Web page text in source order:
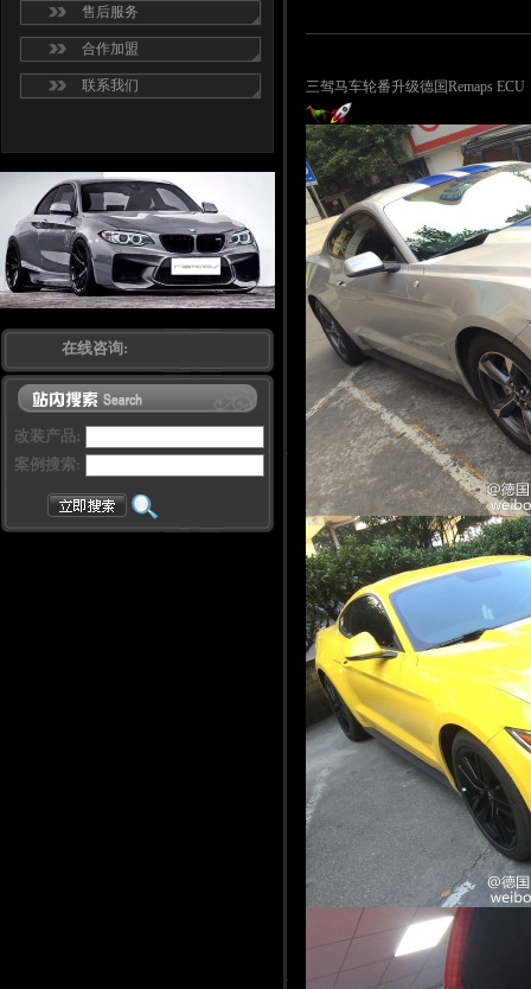
售后服务
合作加盟
联系我们
在线咨询:
改装产品:
案例搜索:
三驾马车轮番升级德国Remaps